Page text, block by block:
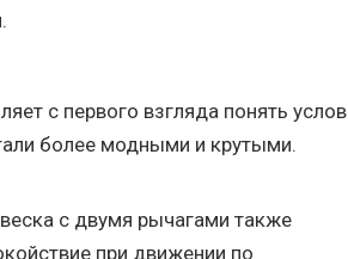
с первого взгляда понять
более модными и крутыми.
с двумя рычагами также
при движении по